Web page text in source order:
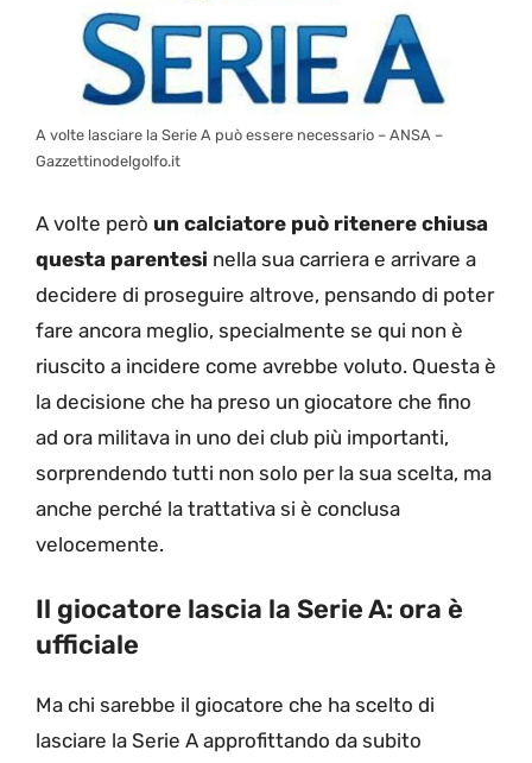
A volte lasciare la Serie A può essere necessario – ANSA –
Gazzettinodelgolfo.it
A volte però un calciatore può ritenere chiusa
questa parentesi nella sua carriera e arrivare a
decidere di proseguire altrove, pensando di poter
fare ancora meglio, specialmente se qui non è
riuscito a incidere come avrebbe voluto. Questa è
la decisione che ha preso un giocatore che fino
ad ora militava in uno dei club più importanti,
sorprendendo tutti non solo per la sua scelta, ma
anche perché la trattativa si è conclusa
velocemente.
Il giocatore lascia la Serie A: ora è
ufficiale
Ma chi sarebbe il giocatore che ha scelto di
lasciare la Serie A approfittando da subito